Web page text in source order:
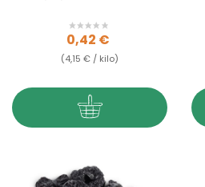
Prix
0,42 €
(4,15 € / kilo)